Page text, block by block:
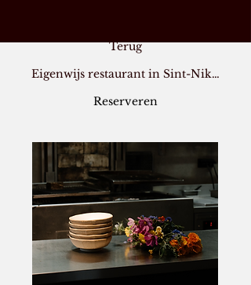
Eigenwijs restaurant in Sint-Niklaas
Terug
Reserveren